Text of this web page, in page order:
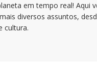
em tempo real! Aqui
diversos assuntos,
cultura.